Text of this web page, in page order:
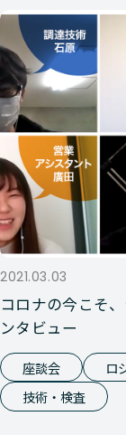
2021.03.03
コロナの今こそ
ンタビュー
座談会 ロ
技術・検査